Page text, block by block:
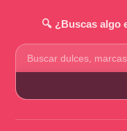
🔍 ¿Buscas algo
Buscar
productos